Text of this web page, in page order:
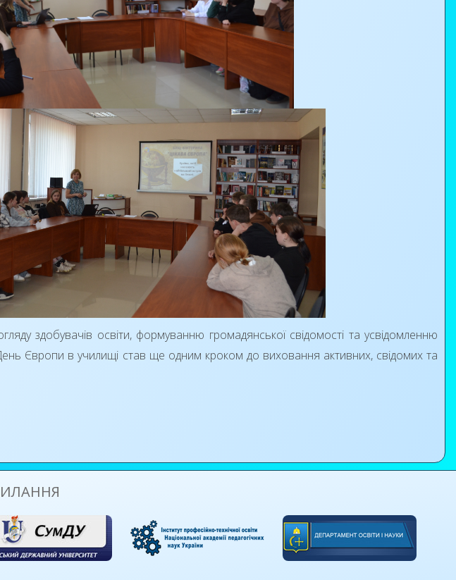
здобувачів освіти, формуванню громадянської свідомості та усвідомленню
Європи в училищі став ще одним кроком до виховання активних, свідомих та